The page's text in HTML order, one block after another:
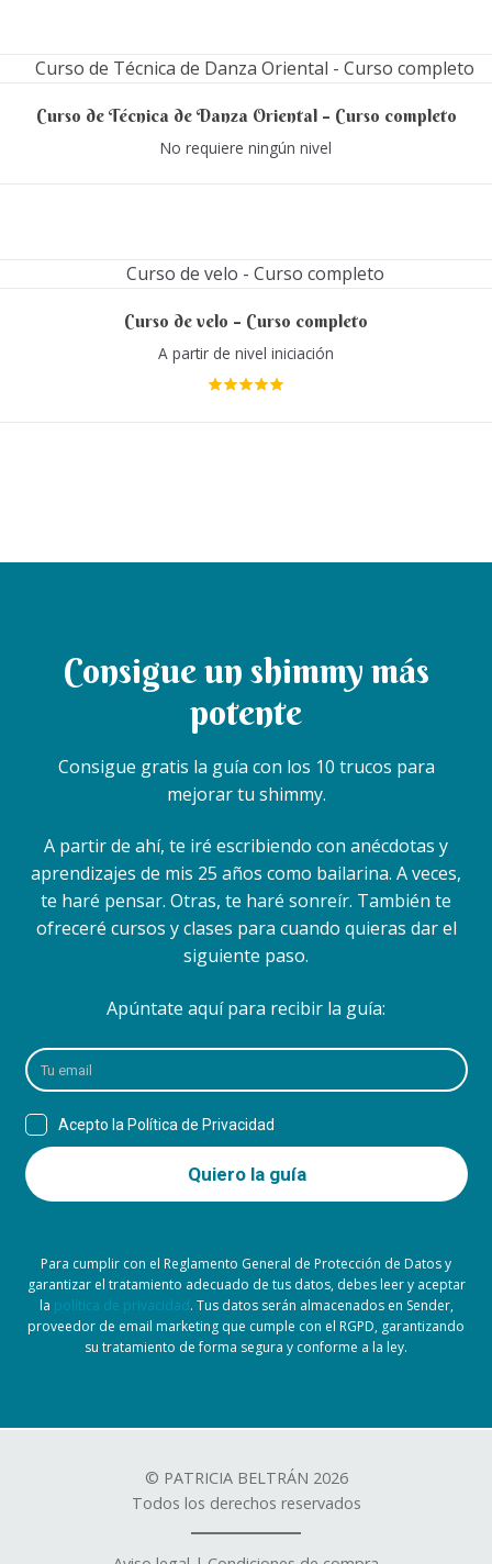
Curso de Técnica de Danza Oriental – Curso completo
No requiere ningún nivel
Curso de velo – Curso completo
A partir de nivel iniciación
Consigue un shimmy más
potente
Consigue gratis la guía con los 10 trucos para
mejorar tu shimmy.
A partir de ahí, te iré escribiendo con anécdotas y
aprendizajes de mis 25 años como bailarina. A veces,
te haré pensar. Otras, te haré sonreír. También te
ofreceré cursos y clases para cuando quieras dar el
siguiente paso.
Apúntate aquí para recibir la guía:
Para cumplir con el Reglamento General de Protección de Datos y
garantizar el tratamiento adecuado de tus datos, debes leer y aceptar
la política de privacidad. Tus datos serán almacenados en Sender,
proveedor de email marketing que cumple con el RGPD, garantizando
su tratamiento de forma segura y conforme a la ley.
© PATRICIA BELTRÁN 2026
Todos los derechos reservados